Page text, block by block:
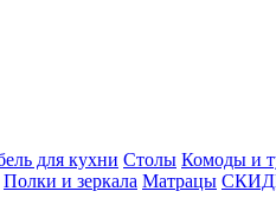
для кухни Столы Комоды и
Полки и зеркала Матрацы